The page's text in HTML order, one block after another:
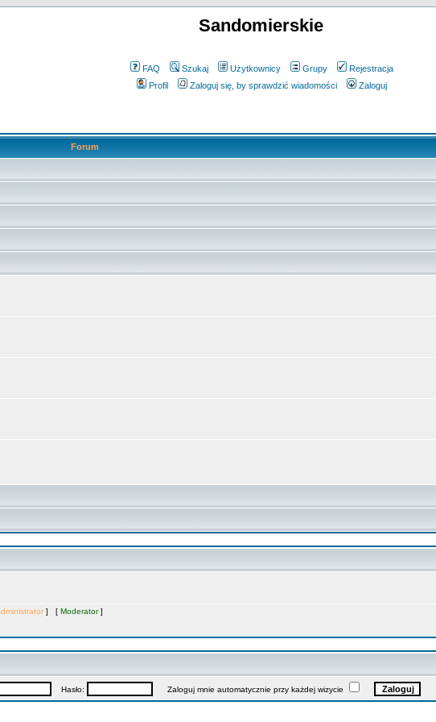
Sandomierskie
FAQ Szukaj Użytkownicy Grupy
Rejestracja
Profil
Zaloguj się, by sprawdzić wiadomości Zaloguj
Forum
] [ Moderator]
Hasło: Zaloguj mnie automatycznie przy każdej wizycie